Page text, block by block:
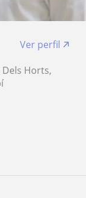
Ver perfil
Horts,